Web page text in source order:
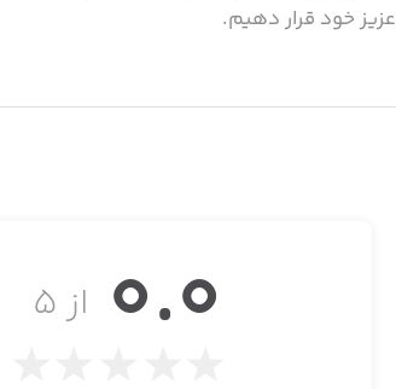
عزیز خود قرار دهیم.
از ۵ 0.0